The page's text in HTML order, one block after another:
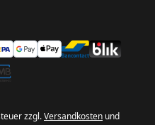
zzgl.Versandkosten und